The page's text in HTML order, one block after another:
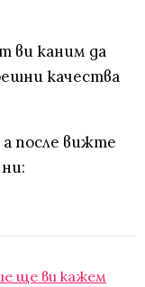
ви каним да
качества
после вижте
ще ви кажем